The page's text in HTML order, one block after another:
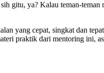
gitu, ya? Kalau teman-
yang cepat, singkat dan
praktik dari mentoring ini,